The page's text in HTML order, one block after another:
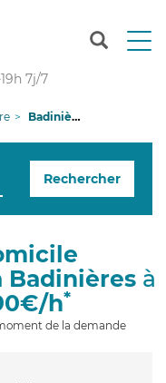
T
n
g
7j/7
Badinières
Rechercher
Badinièresà
h*
de la demande